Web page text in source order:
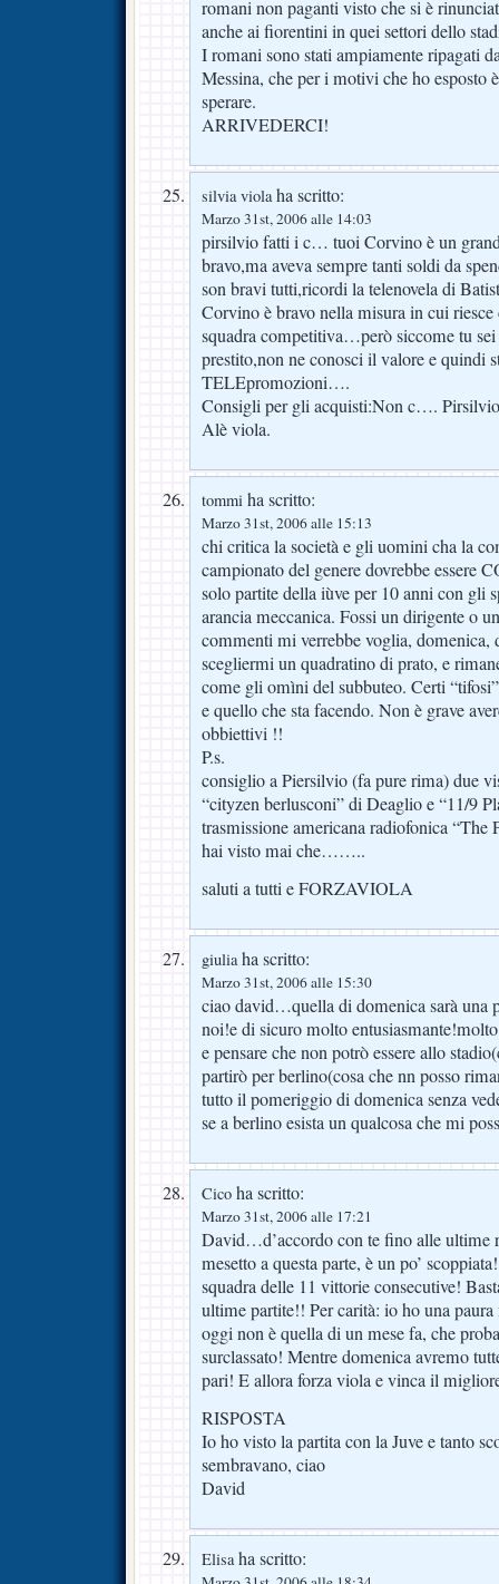
romani non paganti visto che si è
anche ai fiorentini in quei settori dello
I romani sono stati ampiamente ripagati
Messina, che per i motivi che ho esposto
sperare.
ARRIVEDERCI!
silvia violaha scritto:
Marzo 31st, 2006 alle 14:03
pirsilvio fatti i c… tuoi Corvino è un
bravo,ma aveva sempre tanti soldi da
son bravi tutti,ricordi la telenovela di
Corvino è bravo nella misura in cui
squadra competitiva…però siccome tu
prestito,non ne conosci il valore e quindi
TELEpromozioni….
Consigli per gli acquisti:Non c….
Alè viola.
tommi ha scritto:
Marzo 31st, 2006 alle 15:13
chi critica la società e gli uomini cha la
campionato del genere dovrebbe essere
solo partite della iùve per 10 anni con gli
arancia meccanica. Fossi un dirigente o
commenti mi verrebbe voglia, domenica,
scegliermi un quadratino di prato, e
come gli omìni del subbuteo. Certi
e quello che sta facendo. Non è grave
obbiettivi !!
P.s.
consiglio a Piersilvio (fa pure rima) due
“cityzen berlusconi” di Deaglio e “11/9
trasmissione americana radiofonica
hai visto mai che……..
saluti a tutti e FORZAVIOLA
giuliaha scritto:
Marzo 31st, 2006 alle 15:30
ciao david…quella di domenica sarà una
noi!e di sicuro molto
e pensare che non potrò essere allo
partirò per berlino(cosa che nn posso
tutto il pomeriggio di domenica senza
se a berlino esista un qualcosa che mi
Cico ha scritto:
Marzo 31st, 2006 alle 17:21
David…d’accordo con te fino alle ultime
mesetto a questa parte, è un po’
squadra delle 11 vittorie consecutive!
ultime partite!! Per carità: io ho una
oggi non è quella di un mese fa, che
surclassato! Mentre domenica avremo
pari! E allora forza viola e vinca il
RISPOSTA
Io ho visto la partita con la Juve e tanto
sembravano, ciao
David
Elisaha scritto: